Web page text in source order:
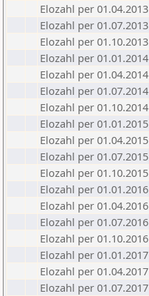
Elozahl per 01.04.2013
Elozahl per 01.07.2013
Elozahl per 01.10.2013
Elozahl per 01.01.2014
Elozahl per 01.04.2014
Elozahl per 01.07.2014
Elozahl per 01.10.2014
Elozahl per 01.01.2015
Elozahl per 01.04.2015
Elozahl per 01.07.2015
Elozahl per 01.10.2015
Elozahl per 01.01.2016
Elozahl per 01.04.2016
Elozahl per 01.07.2016
Elozahl per 01.10.2016
Elozahl per 01.01.2017
Elozahl per 01.04.2017
Elozahl per 01.07.2017